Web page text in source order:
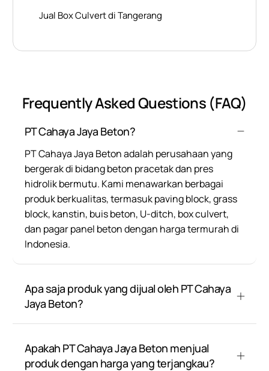
Jual Box Culvert di Tangerang
Frequently Asked Questions (FAQ)
PT Cahaya Jaya Beton?
PT Cahaya Jaya Beton adalah perusahaan yang
bergerak di bidang beton pracetak dan pres
hidrolik bermutu. Kami menawarkan berbagai
produk berkualitas, termasuk paving block, grass
block, kanstin, buis beton, U-ditch, box culvert,
dan pagar panel beton dengan harga termurah di
Indonesia.
Apa saja produk yang dijual oleh PT Cahaya
Jaya Beton?
Apakah PT Cahaya Jaya Beton menjual
produk dengan harga yang terjangkau?